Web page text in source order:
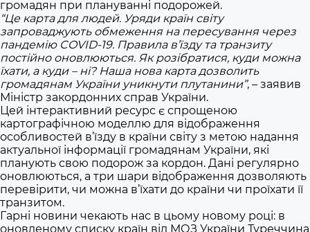
громадян при плануванні подорожей.
“Це карта для людей. Уряди країн світу
запроваджують обмеження на пересування через
пандемію COVID-19. Правила в’їзду та транзиту
постійно оновлюються. Як розібратися, куди можна
їхати, а куди – ні? Наша нова карта дозволить
громадянам України уникнути плутанини”, – заявив
Міністр закордонних справ України.
Цей інтерактивний ресурс є спрощеною
картографічною моделлю для відображення
особливостей в’їзду в країни світу з метою надання
актуальної інформації громадянам України, які
планують свою подорож за кордон. Дані регулярно
оновлюються, а три шари відображення дозволяють
перевірити, чи можна в’їхати до країни чи проїхати її
транзитом.
Гарні новини чекають нас в цьому новому році: в
оновленому списку країн від МОЗ України Туреччина